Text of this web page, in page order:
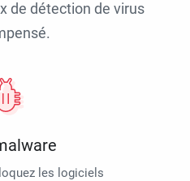
de détection de virus
les logiciels